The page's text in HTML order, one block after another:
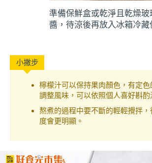
準備保鮮盒或乾淨且乾燥
醬，待涼後再放入冰箱冷藏
檸檬汁可以保持果肉顏色，有定色
調整風味，可以依照個人喜好斟酌
熬煮的過程中要不斷的輕輕攪拌，
度會更明顯。